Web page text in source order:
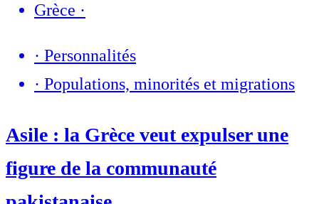
Grèce ·
· Personnalités
· Populations, minorités et migrations
Asile : la Grèce veut expulser une
figure de la communauté